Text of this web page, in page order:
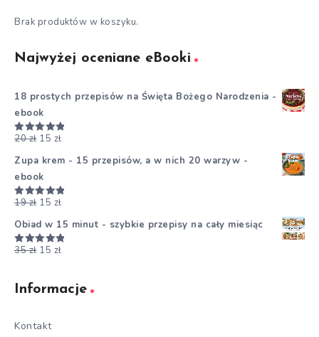
Brak produktów w koszyku.
Najwyżej oceniane eBooki
18 prostych przepisów na Święta Bożego Narodzenia -
ebook
Oceniono
20zł 15 zł
Zupa krem - 15 przepisów, a w nich 20 warzyw -
ebook
Oceniono
19zł 15 zł
Obiad w 15 minut - szybkie przepisy na cały miesiąc
Oceniono
35zł 15 zł
Informacje
Kontakt